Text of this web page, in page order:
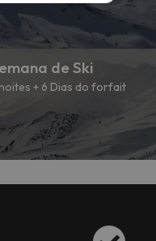
de Ski
+ 6 Dias do forfait